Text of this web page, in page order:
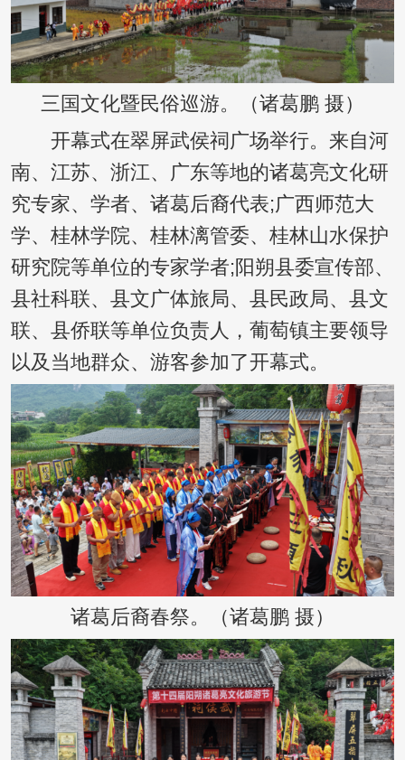
三国文化暨民俗巡游。（诸葛鹏 摄）
开幕式在翠屏武侯祠广场举行。来自河
南、江苏、浙江、广东等地的诸葛亮文化研
究专家、学者、诸葛后裔代表;广西师范大
学、桂林学院、桂林漓管委、桂林山水保护
研究院等单位的专家学者;阳朔县委宣传部、
县社科联、县文广体旅局、县民政局、县文
联、县侨联等单位负责人，葡萄镇主要领导
以及当地群众、游客参加了开幕式。
诸葛后裔春祭。（诸葛鹏 摄）